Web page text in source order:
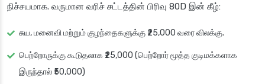
நிச்சயமாக. வருமான வரிச் சட்டத்தின் பிரிவு 80D இன் கீழ்:
சுய, மனைவி மற்றும் குழந்தைகளுக்கு ₹25,000 வரை விலக்கு.
பெற்றோருக்கு கூடுதலாக ₹25,000 (பெற்றோர் மூத்த குடிமக்களாக
இருந்தால் ₹50,000)